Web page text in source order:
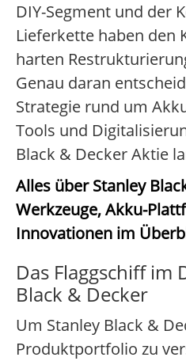
DIY-Segment und der
Lieferkette haben den
harten
Genau daran
Strategie rund um
Tools und
Black & Decker Aktie
Alles über Stanley
Werkzeuge, Akku-
Innovationen im
Das Flaggschiff im
Black & Decker
Um Stanley Black &
Produktportfolio zu